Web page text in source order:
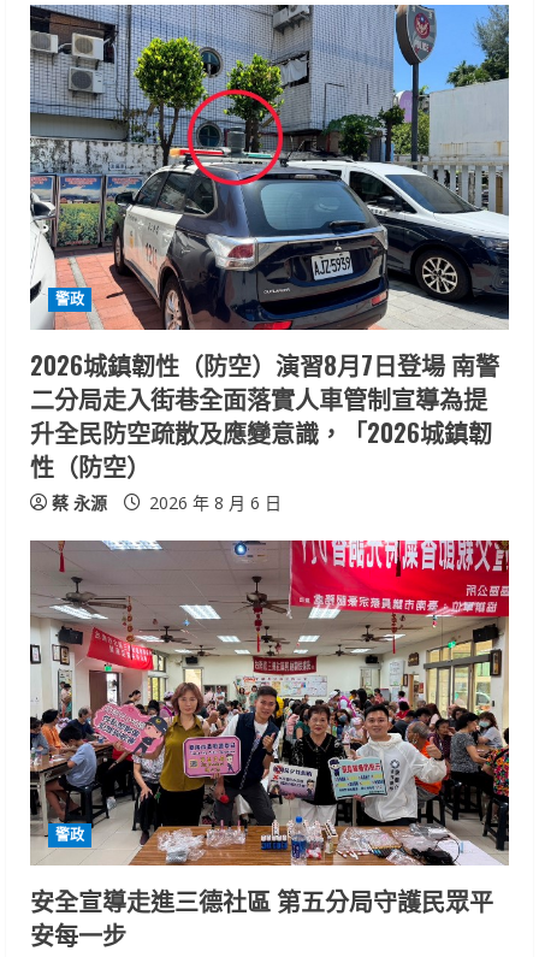
e
R
e
a
d
i
n
g
警政
2026城鎮韌性（防空）演習8月7日登場 南警
二分局走入街巷全面落實人車管制宣導為提
升全民防空疏散及應變意識，「2026城鎮韌
性（防空）
蔡 永源 2026 年 8 月 6 日
警政
安全宣導走進三德社區 第五分局守護民眾平
安每一步